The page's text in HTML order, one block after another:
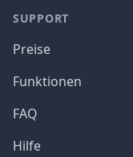
SUPPORT
Preise
Funktionen
FAQ
Hilfe